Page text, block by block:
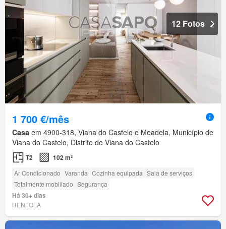
12 Fotos
1 700 €/mês
Casa em 4900-318, Viana do Castelo e Meadela, Município de
Viana do Castelo, Distrito de Viana do Castelo
T2 102 m²
Ar Condicionado Varanda Cozinha equipada Sala de serviços
Totalmente mobiliado Segurança
Há 30+ dias
RENTOLA